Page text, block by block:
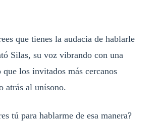
que tienes la audacia de hablarle
Silas, su voz vibrando con una
los invitados más cercanos
atrás al unísono.
tú para hablarme de esa manera?